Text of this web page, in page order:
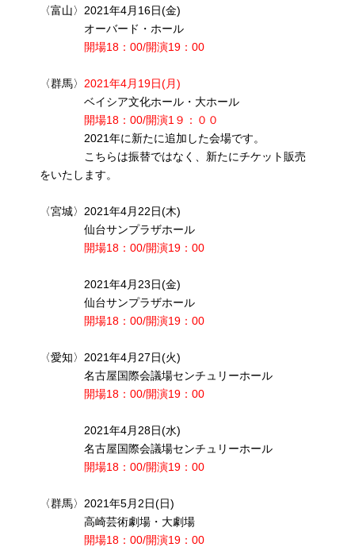
〈富山〉2021年4月16日(金)
オーバード・ホール
開場18：00/開演19：00
〈群馬〉 2021年4月19日(月)
ベイシア文化ホール・大ホール
開場18：00/開演1９：００
2021年に新たに追加した会場です。
こちらは振替ではなく、新たにチケット販売
をいたします。
〈宮城〉2021年4月22日(木)
仙台サンプラザホール
開場18：00/開演19：00
2021年4月23日(金)
仙台サンプラザホール
開場18：00/開演19：00
〈愛知〉2021年4月27日(火)
名古屋国際会議場センチュリーホール
開場18：00/開演19：00
2021年4月28日(水)
名古屋国際会議場センチュリーホール
開場18：00/開演19：00
〈群馬〉2021年5月2日(日)
高崎芸術劇場・大劇場
開場18：00/開演19：00